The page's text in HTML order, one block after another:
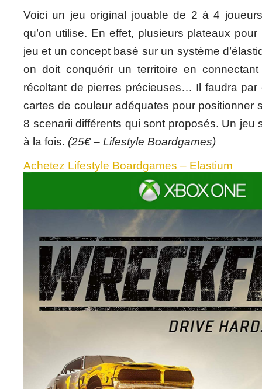
Voici un jeu original jouable de 2 à 4
qu’on utilise. En effet, plusieurs plateaux
jeu et un concept basé sur un système
on doit conquérir un territoire en
récoltant de pierres précieuses… Il faudra par
cartes de couleur adéquates pour positionner
8 scenarii différents qui sont proposés. Un jeu
à la fois. (25€ – Lifestyle Boardgames)
Achetez Lifestyle Boardgames – Elastium